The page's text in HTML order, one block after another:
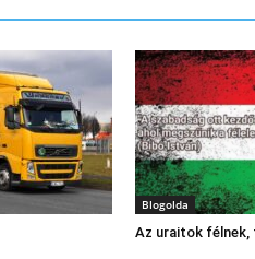
Blogolda
Az uraitok félnek,